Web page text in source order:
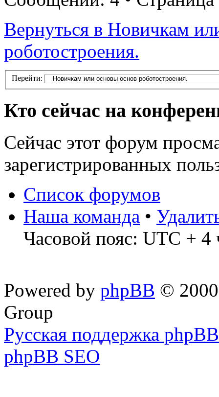
Вернуться в Новичкам
роботостроения.
Перейти:
Кто сейчас на
Сейчас этот форум
зарегистрированных
Список форумов
Наша команда •
Часовой пояс: UTC + 4
Powered by phpBB ©
Group
Русская поддержка phpBB
phpBB SEO